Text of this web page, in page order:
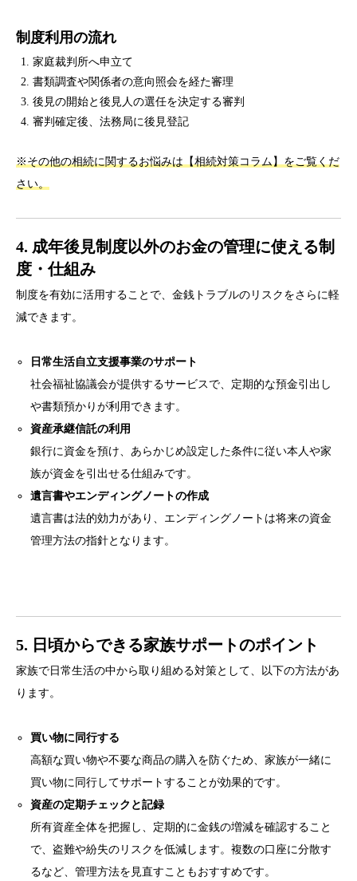
制度利用の流れ
家庭裁判所へ申立て
書類調査や関係者の意向照会を経た審理
後見の開始と後見人の選任を決定する審判
審判確定後、法務局に後見登記
※その他の相続に関するお悩みは【相続対策コラム】をご覧くだ
さい。
4. 成年後見制度以外のお金の管理に使える制
度・仕組み
制度を有効に活用することで、金銭トラブルのリスクをさらに軽
減できます。
日常生活自立支援事業のサポート
社会福祉協議会が提供するサービスで、定期的な預金引出し
や書類預かりが利用できます。
資産承継信託の利用
銀行に資金を預け、あらかじめ設定した条件に従い本人や家
族が資金を引出せる仕組みです。
遺言書やエンディングノートの作成
遺言書は法的効力があり、エンディングノートは将来の資金
管理方法の指針となります。
5. 日頃からできる家族サポートのポイント
家族で日常生活の中から取り組める対策として、以下の方法があ
ります。
買い物に同行する
高額な買い物や不要な商品の購入を防ぐため、家族が一緒に
買い物に同行してサポートすることが効果的です。
資産の定期チェックと記録
所有資産全体を把握し、定期的に金銭の増減を確認すること
で、盗難や紛失のリスクを低減します。複数の口座に分散す
るなど、管理方法を見直すこともおすすめです。